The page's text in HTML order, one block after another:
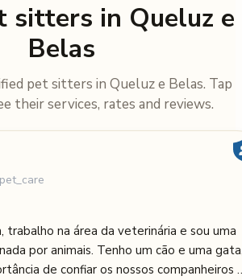
sitters in Queluz e
Belas
pet sitters in Queluz e Belas. Tap
their services, rates and reviews.
trabalho na área da veterinária e sou uma
por animais. Tenho um cão e uma
de confiar os nossos companheiros